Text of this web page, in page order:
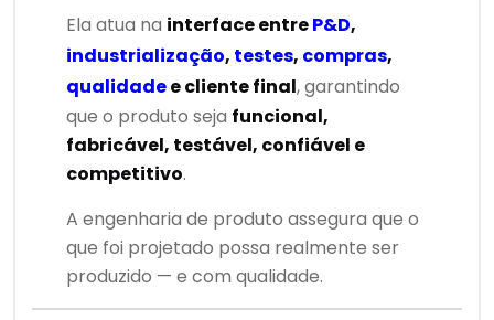
Ela atua na interface entreP&D,
industrialização, testes, compras,
qualidadee cliente final, garantindo
que o produto seja funcional,
fabricável, testável, confiável e
competitivo.
A engenharia de produto assegura que o
que foi projetado possa realmente ser
produzido — e com qualidade.